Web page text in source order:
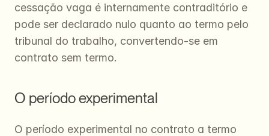
cessação vaga é internamente contraditório e
pode ser declarado nulo quanto ao termo pelo
tribunal do trabalho, convertendo-se em
contrato sem termo.
O período experimental
O período experimental no contrato a termo